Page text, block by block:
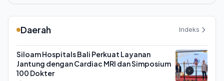
Daerah Indeks
Siloam Hospitals Bali Perkuat Layanan
Jantung dengan Cardiac MRI dan Simposium
100 Dokter